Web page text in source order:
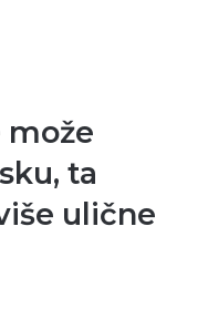
može
ta
ulične